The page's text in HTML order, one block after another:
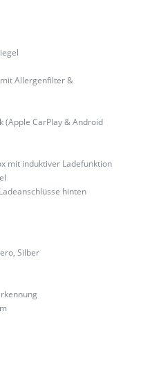
Allergenfilter &
(Apple CarPlay & Android
mit induktiver Ladefunktion
hinten
Silber